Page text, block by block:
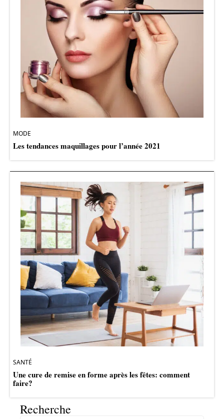
MODE
Les tendances maquillages pour l’année 2021
SANTÉ
Une cure de remise en forme après les fêtes: comment
faire?
Recherche